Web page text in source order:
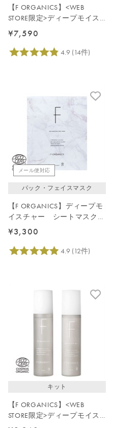
【F ORGANICS】<WEB
STORE限定>ディープモイス
チャーケアキット(詰替)
¥7,590
メール便対応
パック・フェイスマスク
【F ORGANICS】ディープモ
イスチャー シートマスク
4枚入
¥3,300
キット
【F ORGANICS】<WEB
STORE限定>ディープモイス
チャーケアキット